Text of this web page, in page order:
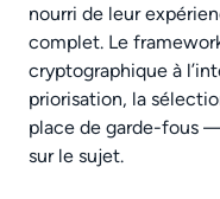
nourri de leur
complet. Le
cryptographique à
priorisation, la
place de garde-fous
sur le sujet.